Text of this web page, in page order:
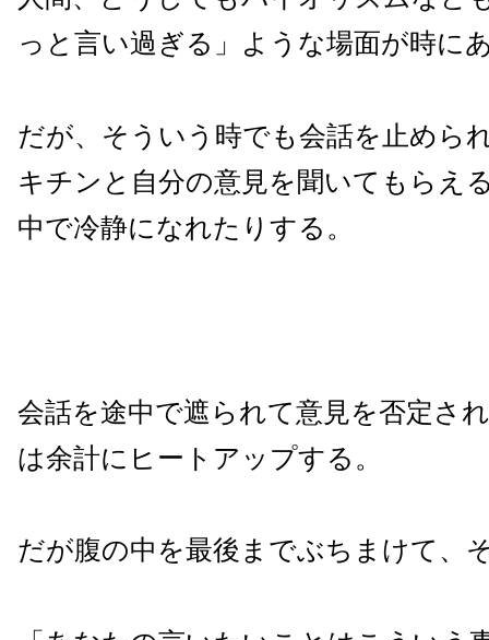
っと言い過ぎる」ような場面が時に
だが、そういう時でも会話を止めら
キチンと自分の意見を聞いてもらえ
中で冷静になれたりする。
会話を途中で遮られて意見を否定さ
は余計にヒートアップする。
だが腹の中を最後までぶちまけて、